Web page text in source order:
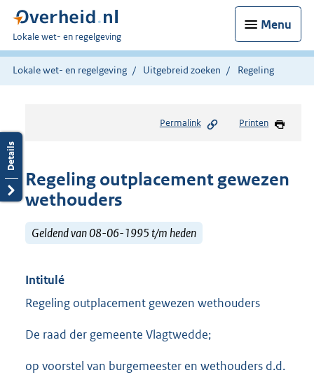
Menu
U
bent
hier:
Lokale wet- en regelgeving
Lokale wet- en regelgeving Uitgebreid zoeken Regeling
Permalink Printen
Regeling outplacement gewezen
wethouders
Geldend van 08-06-1995 t/m heden
Intitulé
Regeling outplacement gewezen wethouders
De raad der gemeente Vlagtwedde;
op voorstel van burgemeester en wethouders d.d.